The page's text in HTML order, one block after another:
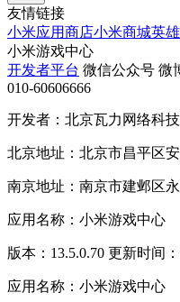
友情链接
小米应用商店小米商城英
小米游戏中心
开发者平台 微信公众号 微
010-60606666
开发者：北京瓦力网络科
北京地址：北京市昌平区
南京地址：南京市建邺区
应用名称：小米游戏中心
版本：13.5.0.70 更新时间
应用名称：小米游戏中心